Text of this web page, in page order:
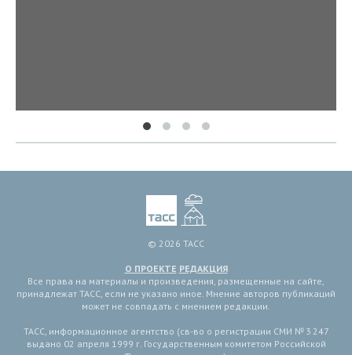
© 2026 ТАСС
О ПРОЕКТЕ РЕДАКЦИЯ
Все права на материалы и произведения, размещенные на сайте,
принадлежат ТАСС, если не указано иное. Мнение авторов публикаций
может не совпадать с мнением редакции.
ТАСС, информационное агентство (св-во о регистрации СМИ № 3 247
выдано 02 апреля 1999 г. Государственным комитетом Российской